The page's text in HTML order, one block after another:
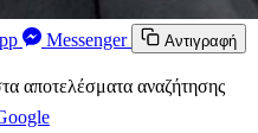
Messenger Αντιγραφή
αποτελέσματα αναζήτησης